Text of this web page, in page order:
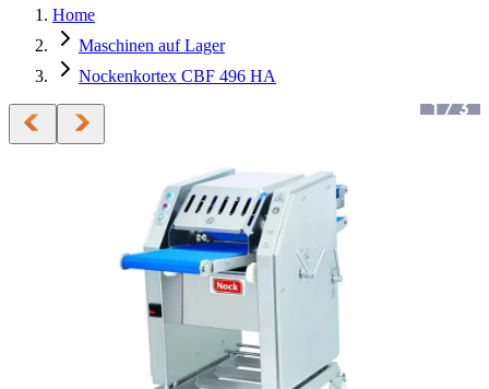
Home
Maschinen auf Lager
Nockenkortex CBF 496 HA
1/3